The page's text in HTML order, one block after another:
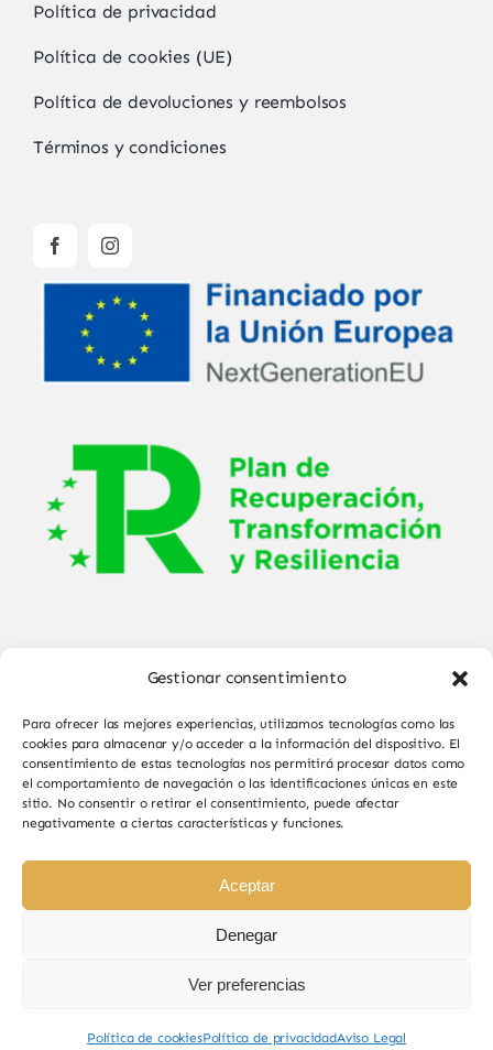
Gestionar consentimiento
Para ofrecer las mejores experiencias, utilizamos tecnologías como las
cookies para almacenar y/o acceder a la información del dispositivo. El
consentimiento de estas tecnologías nos permitirá procesar datos como
el comportamiento de navegación o las identificaciones únicas en este
sitio. No consentir o retirar el consentimiento, puede afectar
negativamente a ciertas características y funciones.
Aceptar
Denegar
Ver preferencias
Política de cookiesPolítica de privacidadAviso Legal
Política de privacidad
Política de cookies (UE)
Política de devoluciones y reembolsos
Términos y condiciones
© Copyright 2025 - 2026•Sabor de Sayago
Todos los derechos reservados • Diseño por
Paginas Web Iván González
Sabor de Sayago en Bermillo de Sayago, productos